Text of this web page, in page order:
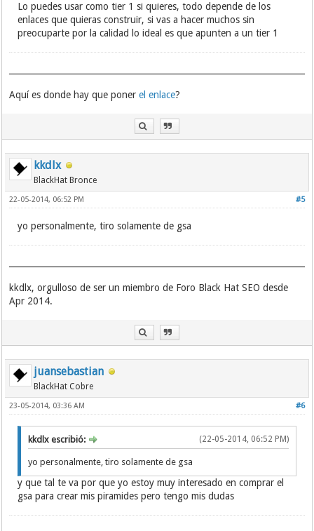
Lo puedes usar como tier 1 si quieres, todo depende de los
enlaces que quieras construir, si vas a hacer muchos sin
preocuparte por la calidad lo ideal es que apunten a un tier 1
Aquí es donde hay que ponerel enlace?
kkdlx
BlackHat Bronce
#5
22-05-2014, 06:52 PM
yo personalmente, tiro solamente de gsa
kkdlx, orgulloso de ser un miembro de Foro Black Hat SEO desde
Apr 2014.
juansebastian
BlackHat Cobre
#6
23-05-2014, 03:36 AM
(22-05-2014, 06:52 PM)
kkdlx escribió:
yo personalmente, tiro solamente de gsa
y que tal te va por que yo estoy muy interesado en comprar el
gsa para crear mis piramides pero tengo mis dudas